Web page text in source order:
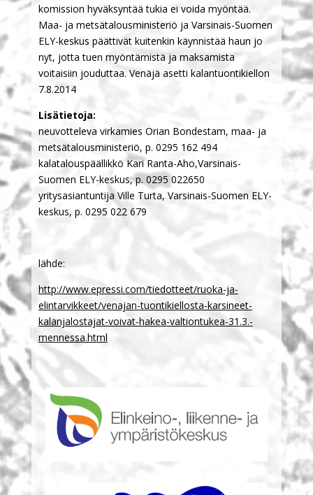
komission hyväksyntää tukia ei voida myöntää.
Maa- ja metsätalousministeriö ja Varsinais-Suomen
ELY-keskus päättivät kuitenkin käynnistää haun jo
nyt, jotta tuen myöntämistä ja maksamista
voitaisiin jouduttaa. Venäjä asetti kalantuontikiellon
7.8.2014
Lisätietoja:
neuvotteleva virkamies Orian Bondestam, maa- ja
metsätalousministeriö, p. 0295 162 494
kalatalouspäällikkö Kari Ranta-Aho,Varsinais-
Suomen ELY-keskus, p. 0295 022650
yritysasiantuntija Ville Turta, Varsinais-Suomen ELY-
keskus, p. 0295 022 679
lähde:
http://www.epressi.com/tiedotteet/ruoka-ja-
elintarvikkeet/venajan-tuontikiellosta-karsineet-
kalanjalostajat-voivat-hakea-valtiontukea-31.3.-
mennessa.html